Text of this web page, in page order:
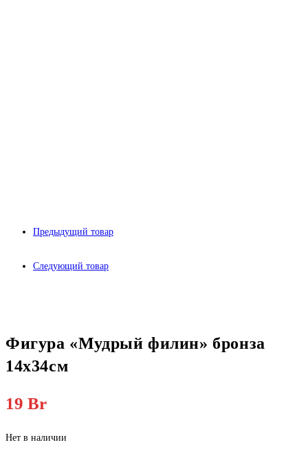
Предыдущий товар
Следующий товар
Фигура «Мудрый филин» бронза
14х34см
19 Br
Нет в наличии